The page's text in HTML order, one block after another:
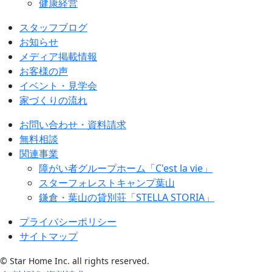
健康経営
スタッフブログ
お知らせ
メディア掲載情報
お客様の声
イベント・見学会
家づくりの流れ
お問い合わせ・資料請求
無料相談
関連事業
障がい者グループホーム「C'est la vie」
スターフォレストキャンプ葉山
鎌倉・葉山の貸別荘「STELLA STORIA」
プライバシーポリシー
サイトマップ
© Star Home Inc. all rights reserved.